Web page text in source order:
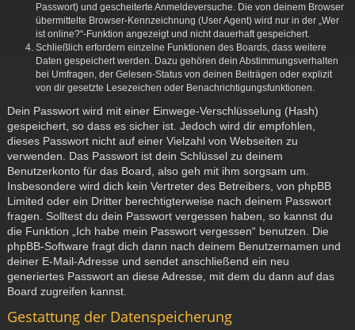
Passwort) und gescheiterte Anmeldeversuche. Die von deinem Browser
übermittelte Browser-Kennzeichnung (User Agent) wird nur in der „Wer
ist online?“-Funktion angezeigt und nicht dauerhaft gespeichert.
Schließlich erfordern einzelne Funktionen des Boards, dass weitere
Daten gespeichert werden. Dazu gehören dein Abstimmungsverhalten
bei Umfragen, der Gelesen-Status von deinen Beiträgen oder explizit
von dir gesetzte Lesezeichen oder Benachrichtigungsfunktionen.
Dein Passwort wird mit einer Einwege-Verschlüsselung (Hash)
gespeichert, so dass es sicher ist. Jedoch wird dir empfohlen,
dieses Passwort nicht auf einer Vielzahl von Webseiten zu
verwenden. Das Passwort ist dein Schlüssel zu deinem
Benutzerkonto für das Board, also geh mit ihm sorgsam um.
Insbesondere wird dich kein Vertreter des Betreibers, von phpBB
Limited oder ein Dritter berechtigterweise nach deinem Passwort
fragen. Solltest du dein Passwort vergessen haben, so kannst du
die Funktion „Ich habe mein Passwort vergessen“ benutzen. Die
phpBB-Software fragt dich dann nach deinem Benutzernamen und
deiner E-Mail-Adresse und sendet anschließend ein neu
generiertes Passwort an diese Adresse, mit dem du dann auf das
Board zugreifen kannst.
Gestattung der Datenspeicherung